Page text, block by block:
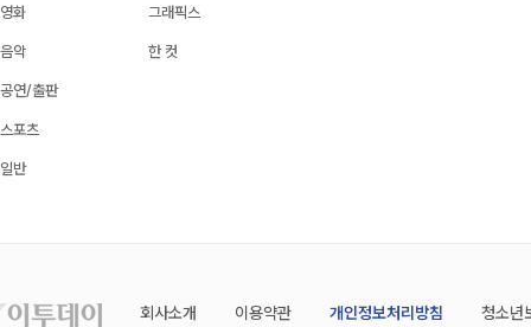
영화
음악
공연/출판
스포츠
일반
그래픽스
한 컷
회사소개 이용약관 개인정보처리방침 청소년